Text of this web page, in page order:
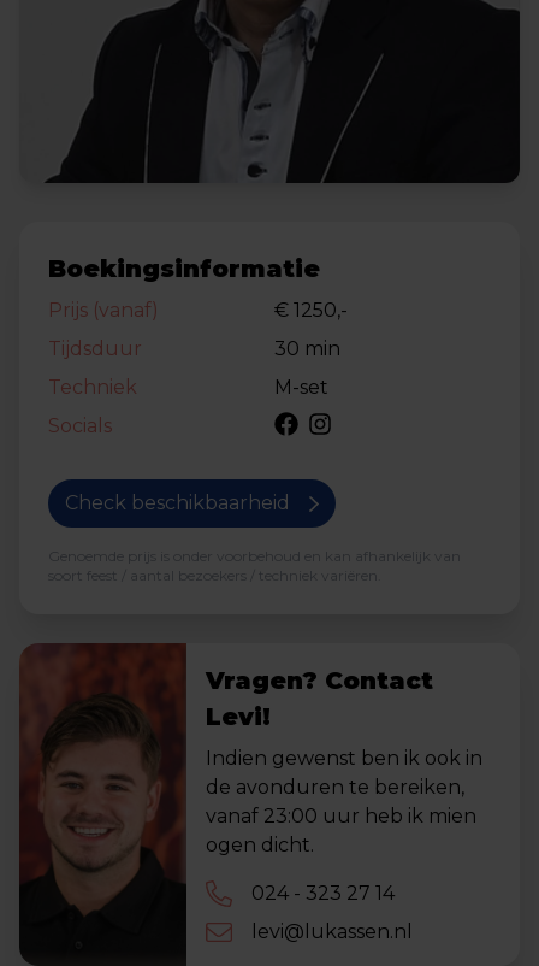
Boekingsinformatie
Prijs (vanaf)
€ 1250,-
Tijdsduur
30 min
Techniek
M-set
Socials
Check beschikbaarheid
Genoemde prijs is onder voorbehoud en kan afhankelijk van
soort feest / aantal bezoekers / techniek variëren.
Vragen? Contact
Levi!
Indien gewenst ben ik ook in
de avonduren te bereiken,
vanaf 23:00 uur heb ik mien
ogen dicht.
024 - 323 27 14
levi@lukassen.nl